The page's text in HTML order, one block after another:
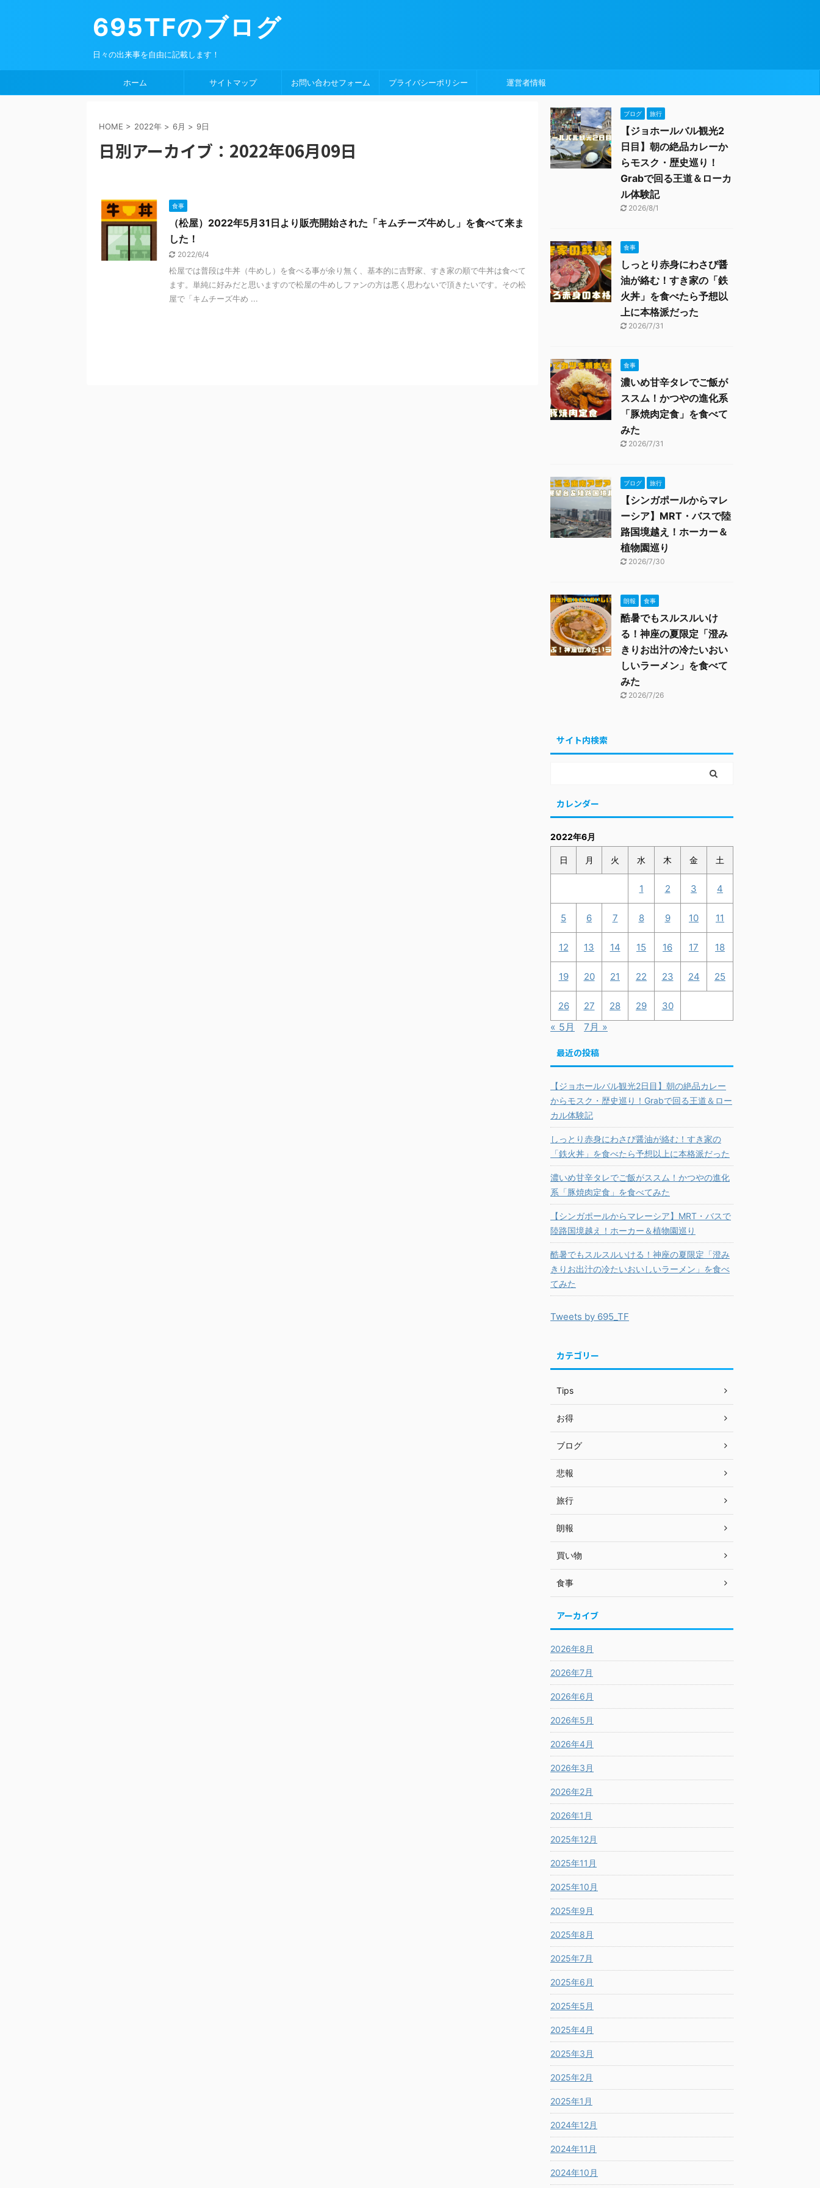
695TFのブログ
日々の出来事を自由に記載します！
ホーム サイトマップ お問い合わせフォーム プライバシーポリシー 運営者情報
HOME > 2022年 > 6月 > 9日
日別アーカイブ：2022年06月09日
食事
（松屋）2022年5月31日より販売開始された「キムチーズ牛めし」を食べて来ま
した！
2022/6/4
松屋では普段は牛丼（牛めし）を食べる事が余り無く、基本的に吉野家、すき家の順で牛丼は食べて
ます。単純に好みだと思いますので松屋の牛めしファンの方は悪く思わないで頂きたいです。その松
屋で「キムチーズ牛め ...
ブログ 旅行
【ジョホールバル観光2
日目】朝の絶品カレーか
らモスク・歴史巡り！
Grabで回る王道＆ローカ
ル体験記
2026/8/1
食事
しっとり赤身にわさび醤
油が絡む！すき家の「鉄
火丼」を食べたら予想以
上に本格派だった
2026/7/31
食事
濃いめ甘辛タレでご飯が
ススム！かつやの進化系
「豚焼肉定食」を食べて
みた
2026/7/31
ブログ 旅行
【シンガポールからマレ
ーシア】MRT・バスで陸
路国境越え！ホーカー＆
植物園巡り
2026/7/30
朗報 食事
酷暑でもスルスルいけ
る！神座の夏限定「澄み
きりお出汁の冷たいおい
しいラーメン」を食べて
みた
2026/7/26
サイト内検索
カレンダー
2022年6月
日 月 火 水 木 金 土
1 2 3 4
5 6 7 8 9 10 11
12 13 14 15 16 17 18
19 20 21 22 23 24 25
26 27 28 29 30
« 5月 7月 »
最近の投稿
【ジョホールバル観光2日目】朝の絶品カレー
からモスク・歴史巡り！Grabで回る王道＆ロー
カル体験記
しっとり赤身にわさび醤油が絡む！すき家の
「鉄火丼」を食べたら予想以上に本格派だった
濃いめ甘辛タレでご飯がススム！かつやの進化
系「豚焼肉定食」を食べてみた
【シンガポールからマレーシア】MRT・バスで
陸路国境越え！ホーカー＆植物園巡り
酷暑でもスルスルいける！神座の夏限定「澄み
きりお出汁の冷たいおいしいラーメン」を食べ
てみた
Tweets by 695_TF
カテゴリー
Tips
お得
ブログ
悲報
旅行
朗報
買い物
食事
アーカイブ
2026年8月
2026年7月
2026年6月
2026年5月
2026年4月
2026年3月
2026年2月
2026年1月
2025年12月
2025年11月
2025年10月
2025年9月
2025年8月
2025年7月
2025年6月
2025年5月
2025年4月
2025年3月
2025年2月
2025年1月
2024年12月
2024年11月
2024年10月